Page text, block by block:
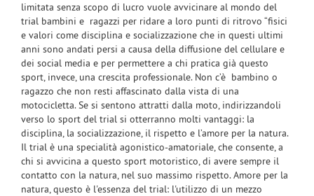
limitata senza scopo di lucro vuole avvicinare al mondo del
trial bambini e ragazzi per ridare a loro punti di ritrovo “fisici
e valori come disciplina e socializzazione che in questi ultimi
anni sono andati persi a causa della diffusione del cellulare e
dei social media e per permettere a chi pratica già questo
sport, invece, una crescita professionale. Non c’è bambino o
ragazzo che non resti affascinato dalla vista di una
motocicletta. Se si sentono attratti dalla moto, indirizzandoli
verso lo sport del trial si otterranno molti vantaggi: la
disciplina, la socializzazione, il rispetto e l’amore per la natura.
Il trial è una specialità agonistico-amatoriale, che consente, a
chi si avvicina a questo sport motoristico, di avere sempre il
contatto con la natura, nel suo massimo rispetto. Amore per la
natura, questo è l'essenza del trial: l'utilizzo di un mezzo